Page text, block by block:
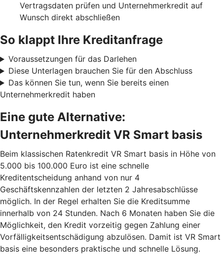
Vertragsdaten prüfen und Unternehmerkredit auf
Wunsch direkt abschließen
So klappt Ihre Kreditanfrage
Voraussetzungen für das Darlehen
Diese Unterlagen brauchen Sie für den Abschluss
Das können Sie tun, wenn Sie bereits einen
Unternehmerkredit haben
Eine gute Alternative:
Unternehmerkredit VR Smart basis
Beim klassischen Ratenkredit VR Smart basis in Höhe von
5.000 bis 100.000 Euro ist eine schnelle
Kreditentscheidung anhand von nur 4
Geschäftskennzahlen der letzten 2 Jahresabschlüsse
möglich. In der Regel erhalten Sie die Kreditsumme
innerhalb von 24 Stunden. Nach 6 Monaten haben Sie die
Möglichkeit, den Kredit vorzeitig gegen Zahlung einer
Vorfälligkeitsentschädigung abzulösen. Damit ist VR Smart
basis eine besonders praktische und schnelle Lösung.